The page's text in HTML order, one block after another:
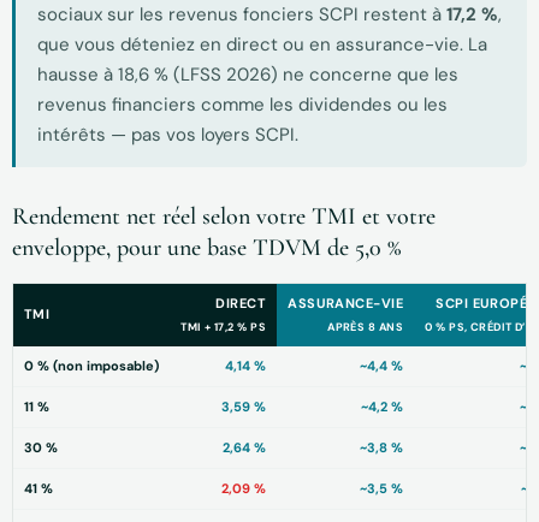
sociaux sur les revenus fonciers SCPI restent à 17,2 %,
que vous déteniez en direct ou en assurance-vie. La
hausse à 18,6 % (LFSS 2026) ne concerne que les
revenus financiers comme les dividendes ou les
intérêts — pas vos loyers SCPI.
Rendement net réel selon votre TMI et votre
enveloppe, pour une base TDVM de 5,0 %
TMI
DIRECT
TMI + 17,2 % PS
ASSURANCE-VIE
APRÈS 8 ANS
SCPI
0 % PS, CRÉDIT
0 % (non imposable) 4,14 % ~4,4 %
11 % 3,59 % ~4,2 %
30 % 2,64 % ~3,8 %
41 % 2,09 % ~3,5 %